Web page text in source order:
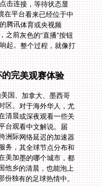
完美观赛体验
国、加拿大、墨西哥
。对于海外华人，尤
晨或深夜观看一些关
台观看中文解说。届
际网络延迟的加速器
务，其全球节点分布和
能确保无论你身在美加墨的哪个城市，都
连接，让你在异国他乡的清晨，也能泡上
份独有的足球热情中。